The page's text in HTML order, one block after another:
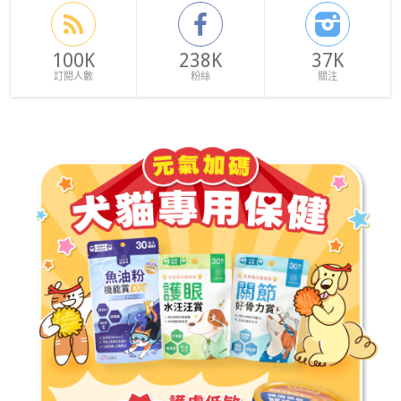
100K
訂閱人數
238K
粉絲
37K
關注